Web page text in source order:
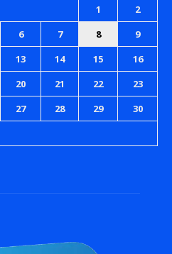
1
2
6 7 8
9
13 14 15
16
20 21 22
23
27 28 29
30